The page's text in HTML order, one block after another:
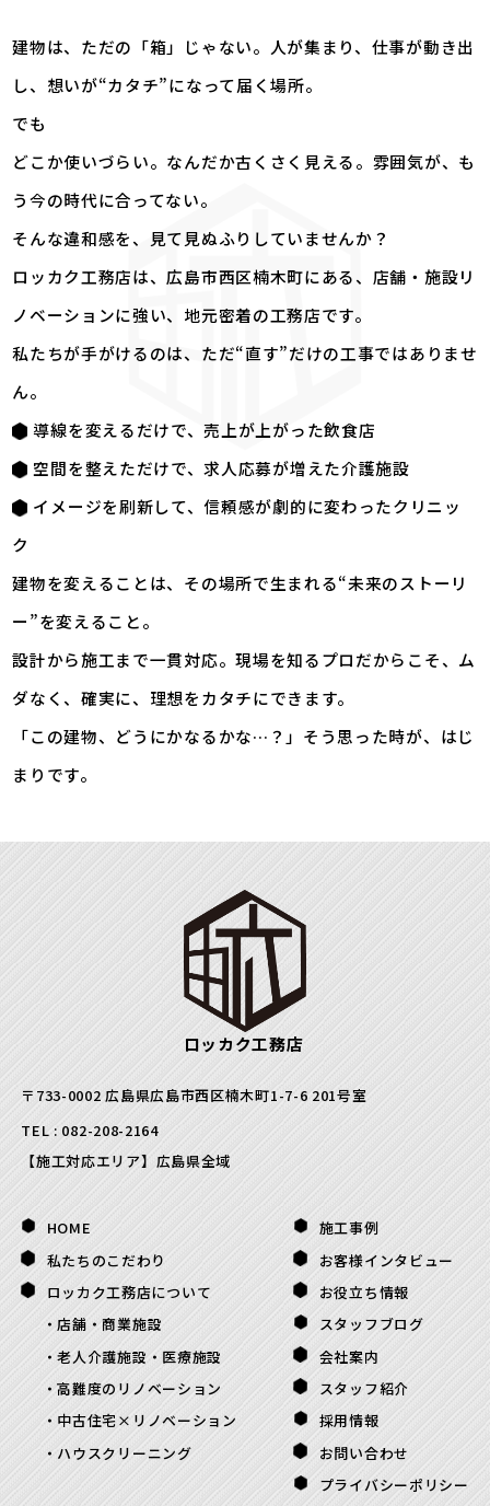
建物は、ただの「箱」じゃない。人が集まり、仕事が動き出
し、想いが“カタチ”になって届く場所。
でも――
どこか使いづらい。なんだか古くさく見える。雰囲気が、も
う今の時代に合ってない。
そんな違和感を、見て見ぬふりしていませんか？
ロッカク工務店は、広島市西区楠木町にある、店舗・施設リ
ノベーションに強い、地元密着の工務店です。
私たちが手がけるのは、ただ“直す”だけの工事ではありませ
ん。
導線を変えるだけで、売上が上がった飲食店
空間を整えただけで、求人応募が増えた介護施設
イメージを刷新して、信頼感が劇的に変わったクリニッ
ク
建物を変えることは、その場所で生まれる“未来のストーリ
ー”を変えること。
設計から施工まで一貫対応。現場を知るプロだからこそ、ム
ダなく、確実に、理想をカタチにできます。
「この建物、どうにかなるかな…？」そう思った時が、はじ
まりです。
ロッカク工務店
〒733-0002 広島県広島市西区楠木町1-7-6 201号室
TEL : 082-208-2164
【施工対応エリア】広島県全域
HOME
私たちのこだわり
ロッカク工務店について
店舗・商業施設
老人介護施設・医療施設
高難度のリノベーション
中古住宅×リノベーション
ハウスクリーニング
施工事例
お客様インタビュー
お役立ち情報
スタッフブログ
会社案内
スタッフ紹介
採用情報
お問い合わせ
プライバシーポリシー